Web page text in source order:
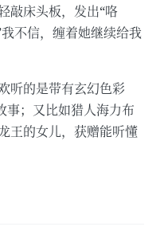
敲床头板，发出“咯
不信，缠着她继续给我
听的是带有玄幻色彩
事；又比如猎人海力布
王的女儿，获赠能听懂